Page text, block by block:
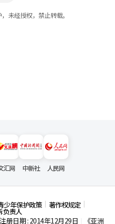
未经授权，禁止转载。
汇网 中新社 人民网
少年保护政策 著作权规定
负责人
注册日期 : 2014年12月29日 《亚洲